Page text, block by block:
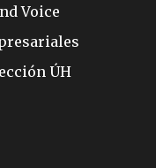
Voice
ÚH